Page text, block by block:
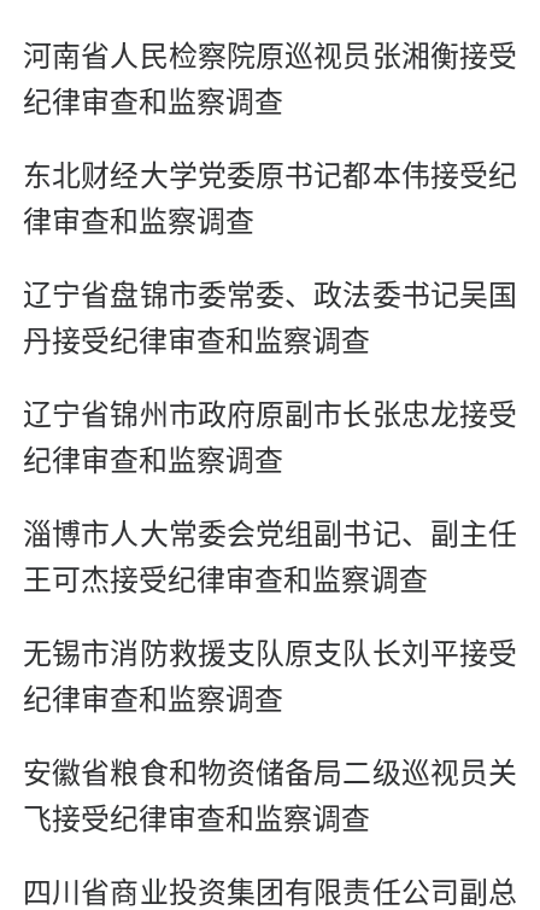
河南省人民检察院原巡视员张湘衡接受
纪律审查和监察调查
东北财经大学党委原书记都本伟接受纪
律审查和监察调查
辽宁省盘锦市委常委、政法委书记吴国
丹接受纪律审查和监察调查
辽宁省锦州市政府原副市长张忠龙接受
纪律审查和监察调查
淄博市人大常委会党组副书记、副主任
王可杰接受纪律审查和监察调查
无锡市消防救援支队原支队长刘平接受
纪律审查和监察调查
安徽省粮食和物资储备局二级巡视员关
飞接受纪律审查和监察调查
四川省商业投资集团有限责任公司副总